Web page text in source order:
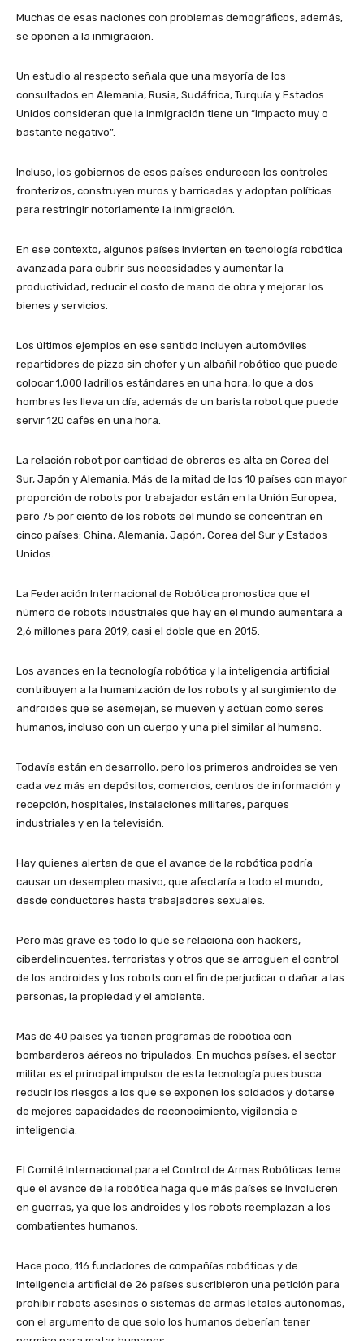
Muchas de esas naciones con problemas demográficos, además,
se oponen a la inmigración.
Un estudio al respecto señala que una mayoría de los
consultados en Alemania, Rusia, Sudáfrica, Turquía y Estados
Unidos consideran que la inmigración tiene un “impacto muy o
bastante negativo”.
Incluso, los gobiernos de esos países endurecen los controles
fronterizos, construyen muros y barricadas y adoptan políticas
para restringir notoriamente la inmigración.
En ese contexto, algunos países invierten en tecnología robótica
avanzada para cubrir sus necesidades y aumentar la
productividad, reducir el costo de mano de obra y mejorar los
bienes y servicios.
Los últimos ejemplos en ese sentido incluyen automóviles
repartidores de pizza sin chofer y un albañil robótico que puede
colocar 1,000 ladrillos estándares en una hora, lo que a dos
hombres les lleva un día, además de un barista robot que puede
servir 120 cafés en una hora.
La relación robot por cantidad de obreros es alta en Corea del
Sur, Japón y Alemania. Más de la mitad de los 10 países con mayor
proporción de robots por trabajador están en la Unión Europea,
pero 75 por ciento de los robots del mundo se concentran en
cinco países: China, Alemania, Japón, Corea del Sur y Estados
Unidos.
La Federación Internacional de Robótica pronostica que el
número de robots industriales que hay en el mundo aumentará a
2,6 millones para 2019, casi el doble que en 2015.
Los avances en la tecnología robótica y la inteligencia artificial
contribuyen a la humanización de los robots y al surgimiento de
androides que se asemejan, se mueven y actúan como seres
humanos, incluso con un cuerpo y una piel similar al humano.
Todavía están en desarrollo, pero los primeros androides se ven
cada vez más en depósitos, comercios, centros de información y
recepción, hospitales, instalaciones militares, parques
industriales y en la televisión.
Hay quienes alertan de que el avance de la robótica podría
causar un desempleo masivo, que afectaría a todo el mundo,
desde conductores hasta trabajadores sexuales.
Pero más grave es todo lo que se relaciona con hackers,
ciberdelincuentes, terroristas y otros que se arroguen el control
de los androides y los robots con el fin de perjudicar o dañar a las
personas, la propiedad y el ambiente.
Más de 40 países ya tienen programas de robótica con
bombarderos aéreos no tripulados. En muchos países, el sector
militar es el principal impulsor de esta tecnología pues busca
reducir los riesgos a los que se exponen los soldados y dotarse
de mejores capacidades de reconocimiento, vigilancia e
inteligencia.
El Comité Internacional para el Control de Armas Robóticas teme
que el avance de la robótica haga que más países se involucren
en guerras, ya que los androides y los robots reemplazan a los
combatientes humanos.
Hace poco, 116 fundadores de compañías robóticas y de
inteligencia artificial de 26 países suscribieron una petición para
prohibir robots asesinos o sistemas de armas letales autónomas,
con el argumento de que solo los humanos deberían tener